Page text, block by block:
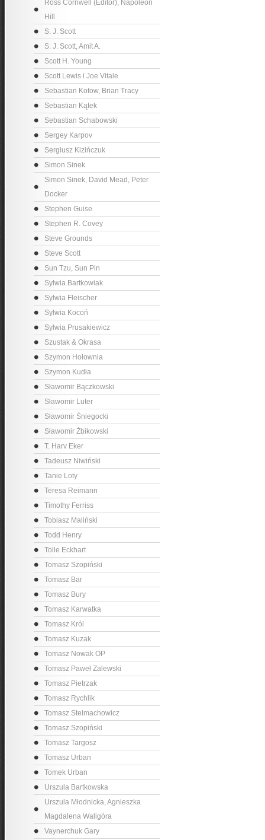
Ross Cornwell (Editor), Napoleon
Hill
S. J. Scott
S. J. Scott, Amit A.
Scott H. Young
Scott Lewis i Joe Vitale
Sebastian Kotow, Brian Tracy
Sebastian Kątek
Sebastian Schabowski
Sergey Karpov
Sergiusz Kizińczuk
Simon Sinek
Simon Sinek, David Mead, Peter
Docker
Stephen Guise
Stephen R. Covey
Steve Grounds
Steve Scott
Sun Tzu, Sun Pin
Sylwia Bartkowiak
Sylwia Fleischer
Sylwia Kocoń
Sylwia Prusakiewicz
Szustak & Okrasa
Szymon Hołownia
Szymon Kudła
Sławomir Bączkowski
Sławomir Luter
Sławomir Śniegocki
Sławomir Żbikowski
T. Harv Eker
Tadeusz Niwiński
Tanie Loty
Teresa Reimann
Timothy Ferriss
Tobiasz Maliński
Todd Henry
Tolle Eckhart
Tomasz Szopiński
Tomasz Bar
Tomasz Bury
Tomasz Karwatka
Tomasz Król
Tomasz Kuzak
Tomasz Nowak OP
Tomasz Paweł Zalewski
Tomasz Pietrzak
Tomasz Rychlik
Tomasz Stelmachowicz
Tomasz Szopiński
Tomasz Targosz
Tomasz Urban
Tomek Urban
Urszula Bartkowska
Urszula Młodnicka, Agnieszka
Magdalena Waligóra
Vaynerchuk Gary